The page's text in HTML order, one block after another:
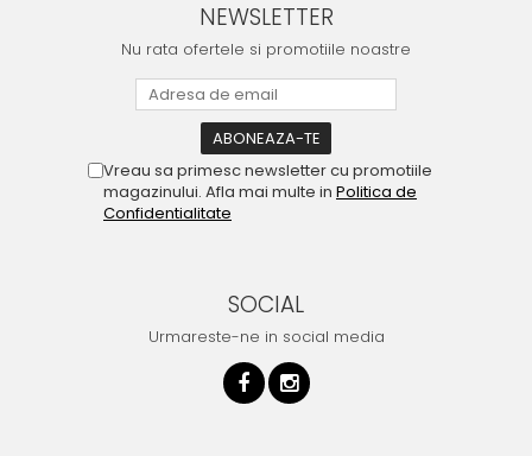
NEWSLETTER
Nu rata ofertele si promotiile noastre
Vreau sa primesc newsletter cu promotiile
magazinului. Afla mai multe in Politica de
Confidentialitate
SOCIAL
Urmareste-ne in social media